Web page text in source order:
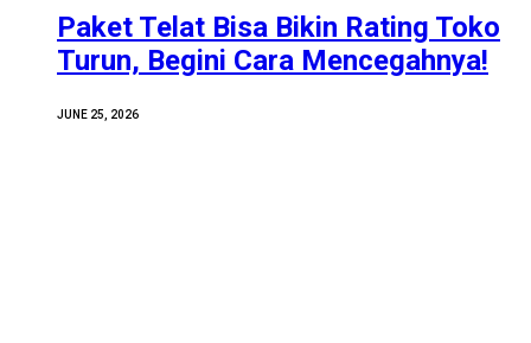
Paket Telat Bisa Bikin Rating Toko
Turun, Begini Cara Mencegahnya!
JUNE 25, 2026